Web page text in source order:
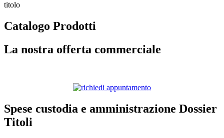
titolo
Catalogo Prodotti
La nostra offerta commerciale
Spese custodia e amministrazione Dossier
Titoli